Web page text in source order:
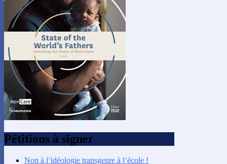
Pétitions à signer
Non à l’idéologie transgenre à l’école !